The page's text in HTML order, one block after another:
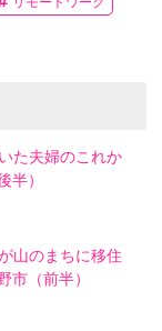
た夫婦のこれか
半）
山のまちに移住
市（前半）